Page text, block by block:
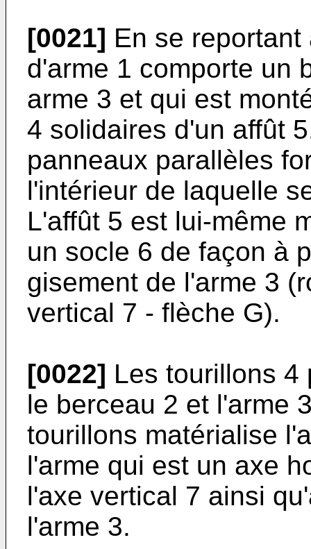
[0021] En se
d'arme 1 comporte un
arme 3 et qui est
4 solidaires d'un affût
panneaux parallèles
l'intérieur de laquelle
L'affût 5 est lui-même
un socle 6 de façon à
gisement de l'arme 3
vertical 7 - flèche G).
[0022] Les tourillons 4
le berceau 2 et l'arme
tourillons matérialise
l'arme qui est un axe
l'axe vertical 7 ainsi
l'arme 3.